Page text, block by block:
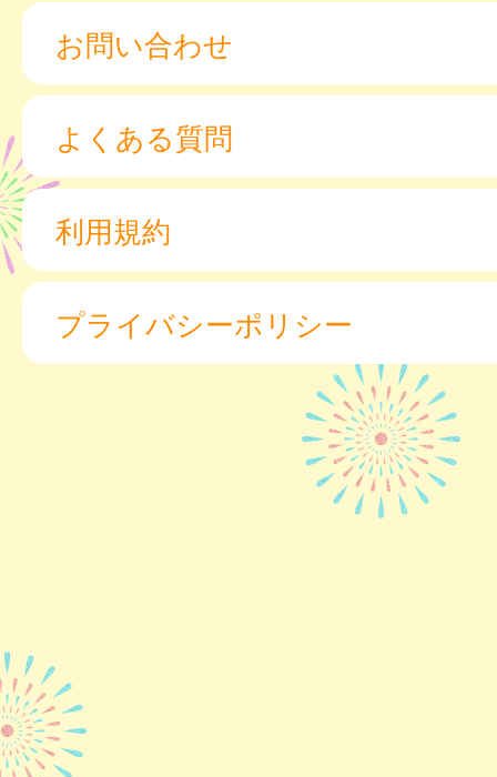
お問い合わせ
よくある質問
利用規約
プライバシーポリシー